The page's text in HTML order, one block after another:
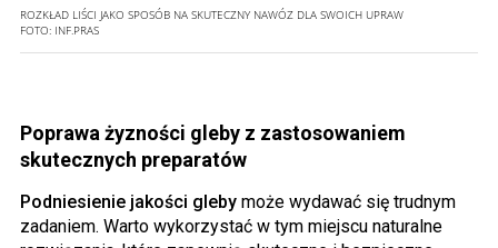
ROZKŁAD LIŚCI JAKO SPOSÓB NA SKUTECZNY NAWÓZ DLA SWOICH UPRAW
FOTO: INF.PRAS
Poprawa żyzności gleby z zastosowaniem
skutecznych preparatów
Podniesienie jakości gleby może wydawać się trudnym
zadaniem. Warto wykorzystać w tym miejscu naturalne